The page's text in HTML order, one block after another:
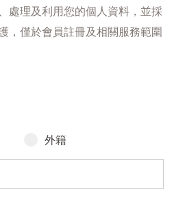
處理及利用您的個人資料，並採
，僅於會員註冊及相關服務範圍
外籍